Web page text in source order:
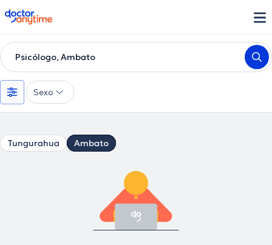
doctoranytime
Psicólogo, Ambato
Sexo
Tungurahua Ambato